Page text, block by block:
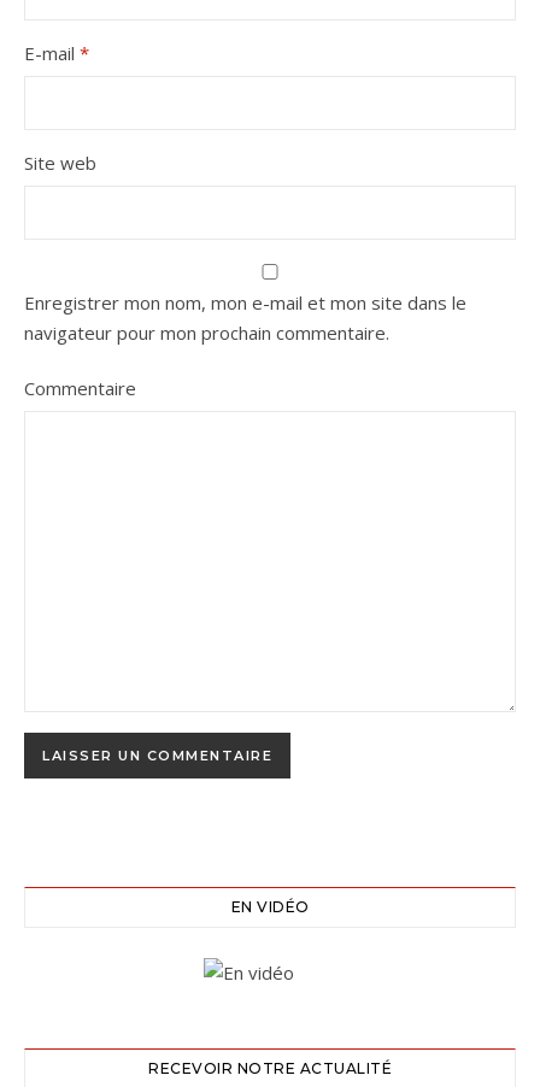
E-mail *
Site web
Enregistrer mon nom, mon e-mail et mon site dans le
navigateur pour mon prochain commentaire.
Commentaire
EN VIDÉO
RECEVOIR NOTRE ACTUALITÉ